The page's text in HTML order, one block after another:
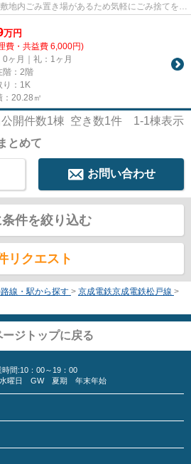
地内ごみ置き場があるため気軽にごみ捨てを行
万円
費・共益費 6,000円)
0ヶ月｜礼：1ヶ月
階：2階
り：1K
：20.28㎡
開件数1棟 空き数1件 1-1棟表示
とめて
お問い合わせ
条件を絞り込む
リクエスト
線・駅から探す > 京成電鉄京成電鉄松戸線 >
ージトップに戻る
時間:10：00～19：00
水曜日 GW 夏期 年末年始